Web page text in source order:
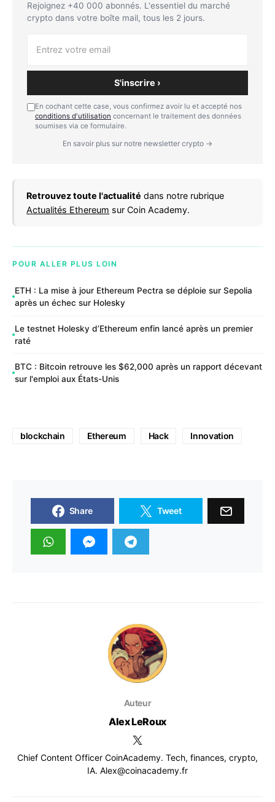
Rejoignez +40 000 abonnés. L'essentiel du marché
crypto dans votre boîte mail, tous les 2 jours.
S'inscrire ›
En cochant cette case, vous confirmez avoir lu et accepté nos
conditions d'utilisation concernant le traitement des données
soumises via ce formulaire.
En savoir plus sur notre newsletter crypto →
Retrouvez toute l'actualité dans notre rubrique
Actualités Ethereum sur Coin Academy.
POUR ALLER PLUS LOIN
ETH : La mise à jour Ethereum Pectra se déploie sur Sepolia
après un échec sur Holesky
Le testnet Holesky d’Ethereum enfin lancé après un premier
raté
BTC : Bitcoin retrouve les $62,000 après un rapport décevant
sur l'emploi aux États-Unis
blockchain Ethereum Hack Innovation
Share Tweet
Auteur
Alex LeRoux
Chief Content Officer CoinAcademy. Tech, finances, crypto,
IA. Alex@coinacademy.fr